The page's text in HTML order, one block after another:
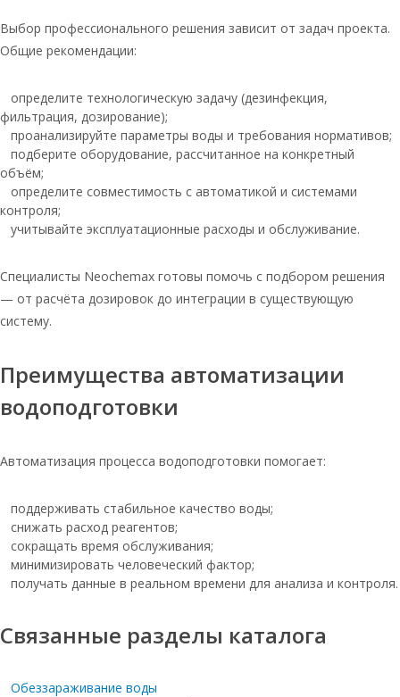
Тульская соль таблетированная 25 кг
Мозырьсоль таблетированная соль
25кг
Соль для очистки таблетированная
Таблетированная соль 50 кг
Соль для очистки воды
Таблетированная соль 10 кг
Соль таблетированная мешок по 25 кг
Тульская соль
Соль таблетированная для бассейна
Таблетированная соль 25 кг оптом
Соль 25кг таблетированная
мозырьсоль
Выбор профессионального решения зависит от задач проекта.
Общие рекомендации:
определите технологическую задачу (дезинфекция,
фильтрация, дозирование);
проанализируйте параметры воды и требования нормативов;
подберите оборудование, рассчитанное на конкретный
объём;
определите совместимость с автоматикой и системами
контроля;
учитывайте эксплуатационные расходы и обслуживание.
Специалисты Neochemax готовы помочь с подбором решения
— от расчёта дозировок до интеграции в существующую
систему.
Преимущества автоматизации
водоподготовки
Автоматизация процесса водоподготовки помогает:
поддерживать стабильное качество воды;
снижать расход реагентов;
сокращать время обслуживания;
минимизировать человеческий фактор;
получать данные в реальном времени для анализа и контроля.
Связанные разделы каталога
Обеззараживание воды